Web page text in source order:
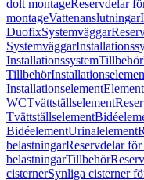
dolt montageReservdelar
montageVattenanslutningar
DuofixSystemväggar
Systemväggar
InstallationssystemTillbehör
Tillbehör
Installationselement
WCTvättställselement
Tvättställselement
BidéelementUrinalelement
belastningarReservdelar
belastningarTillbehör
cisternerSynliga cisterner